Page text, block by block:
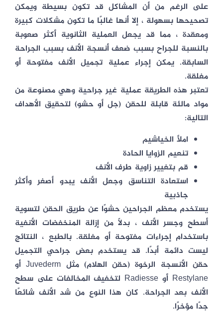
على الرغم من أن المشاكل قد تكون بسيطة ويمكن
تصحيحها بسهولة ، إلا أنها غالبًا ما تكون مشكلات كبيرة
ومعقدة ، مما قد يجعل العملية الثانوية أكثر صعوبة
بالنسبة للجراح بسبب ضعف أنسجة الأنف بسبب الجراحة
السابقة. يمكن إجراء عملية تجميل الأنف مفتوحة أو
مغلقة.
تعتبر هذه الطريقة عملية غير جراحية وهي مصنوعة من
مواد مالئة قابلة للحقن (جل أو حشو) لتحقيق الأهداف
التالية:
املأ الخياشيم
تنعيم الزوايا الحادة
قم بتغيير زاوية طرف الأنف
استعادة التناسق وجعل الأنف يبدو أصغر وأكثر
جاذبية
يستخدم معظم الجراحين حشوًا عن طريق الحقن لتسوية
أسطح وجسر الأنف ، بدلاً من إزالة المنخفضات الأنفية
باستخدام إجراءات مفتوحة أو مغلقة. بالطبع ، النتائج
ليست دائمة أبدًا. قد يستخدم بعض جراحي التجميل
حقن الأنسجة الرخوة (حقن الهلام) مثل Juvederm أو
Restylane أو Radiesse لتخفيف المخالفات على سطح
الأنف بعد الجراحة. كان هذا النوع من شد الأنف شائعًا
جدًا مؤخرًا.